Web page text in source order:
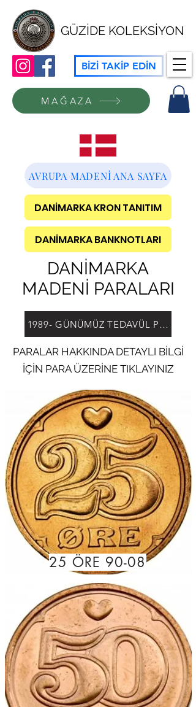
GÜZİDE KOLEKSİYON
BİZİ TAKİP EDİN
MAĞAZA
AVRUPA MADENİ ANA SAYFA
DANİMARKA KRON TANITIM
DANİMARKA BANKNOTLARI
DANİMARKA
MADENİ PARALARI
1989- GÜNÜMÜZ TEDAVÜL PARALARI
PARALAR HAKKINDA DETAYLI BİLGİ
İÇİN PARA ÜZERİNE TIKLAYINIZ
25 ÖRE 90-08